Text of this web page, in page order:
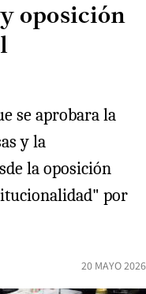
oposición
se aprobara la
y la
la oposición
por
20 MAYO 2026